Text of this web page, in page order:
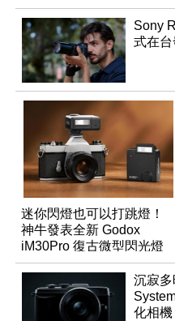
Sony
式在
迷你閃燈也可以打跳燈！
神牛發表全新 Godox
iM30Pro 復古微型閃光燈
沉寂
化相機